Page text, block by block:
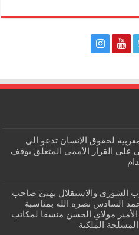
لحقوق الإنسان تدعو الى
على القرار الأممي المتعلق بوقف
الشورى والاستقلال يهنئ صاحب
السادس نصره الله بمناسبة
الأمير مولاي الحسن منسقا لمكاتب
الملكية